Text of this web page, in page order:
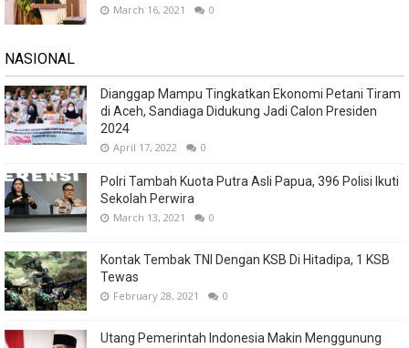
March 16, 2021 0
NASIONAL
Dianggap Mampu Tingkatkan Ekonomi Petani Tiram
di Aceh, Sandiaga Didukung Jadi Calon Presiden
2024
April 17, 2022 0
Polri Tambah Kuota Putra Asli Papua, 396 Polisi Ikuti
Sekolah Perwira
March 13, 2021 0
Kontak Tembak TNI Dengan KSB Di Hitadipa, 1 KSB
Tewas
February 28, 2021 0
Utang Pemerintah Indonesia Makin Menggunung